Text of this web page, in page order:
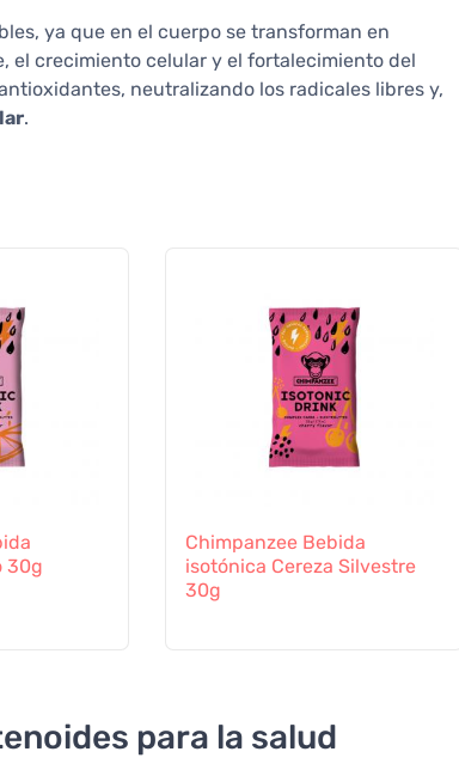
ya que en el cuerpo se transforman en
el crecimiento celular y el fortalecimiento del
neutralizando los radicales libres y,
.
30g
Chimpanzee Bebida
isotónica Cereza Silvestre
30g
para la salud